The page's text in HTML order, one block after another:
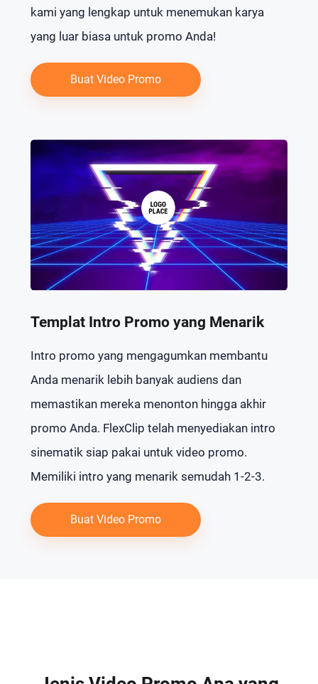
kami yang lengkap untuk menemukan karya
yang luar biasa untuk promo Anda!
Buat Video Promo
Templat Intro Promo yang Menarik
Intro promo yang mengagumkan membantu
Anda menarik lebih banyak audiens dan
memastikan mereka menonton hingga akhir
promo Anda. FlexClip telah menyediakan intro
sinematik siap pakai untuk video promo.
Memiliki intro yang menarik semudah 1-2-3.
Buat Video Promo